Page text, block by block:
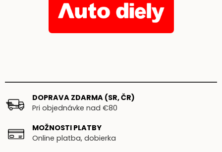
DOPRAVA ZDARMA (SR, ČR)
Pri objednávke nad €80
MOŽNOSTI PLATBY
Online platba, dobierka